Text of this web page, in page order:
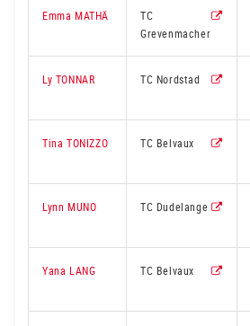
Emma MATHÄ
TC
Grevenmacher
Ly TONNAR TC Nordstad
Tina TONIZZO TC Belvaux
Lynn MUNO TC Dudelange
Yana LANG TC Belvaux